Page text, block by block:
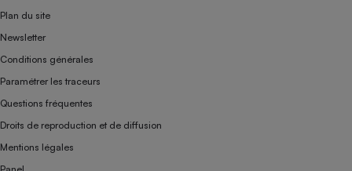
Plan du site
Newsletter
Conditions générales
Paramétrer les traceurs
Questions fréquentes
Droits de reproduction et de diffusion
Mentions légales